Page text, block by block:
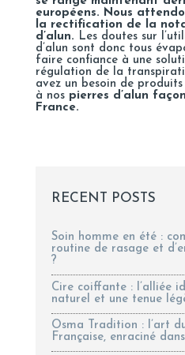
européens. Nous
la rectification de la
d’alun. Les doutes sur
d’alun sont donc tous
faire confiance à une
régulation de la
avez un besoin de
à nos pierres d’alun
France.
RECENT POSTS
Soin homme en été :
routine de rasage et
?
Cire coiffante : l’alliée
naturel et une tenue
Osma Tradition : l’art
Française, enraciné